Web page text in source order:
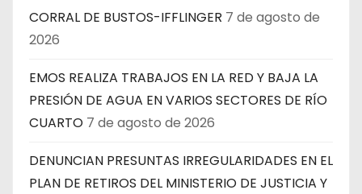
CORRAL DE BUSTOS-IFFLINGER 7 de agosto de
2026
EMOS REALIZA TRABAJOS EN LA RED Y BAJA LA
PRESIÓN DE AGUA EN VARIOS SECTORES DE RÍO
CUARTO 7 de agosto de 2026
DENUNCIAN PRESUNTAS IRREGULARIDADES EN EL
PLAN DE RETIROS DEL MINISTERIO DE JUSTICIA Y